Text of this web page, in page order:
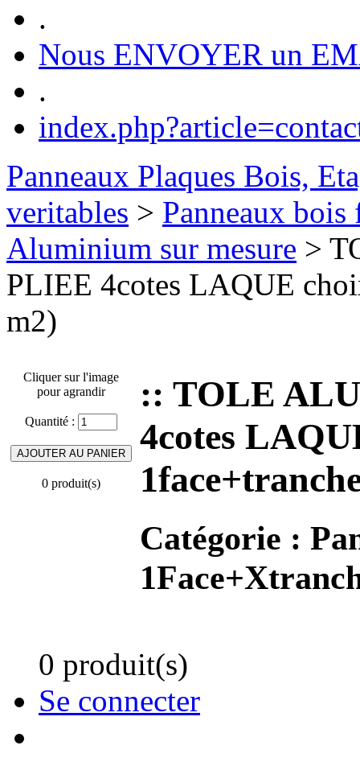
.
Nous ENVOYER un
.
Panneaux Plaques Bois,
veritables > Panneaux
Aluminium sur mesure >
PLIEE 4cotes LAQUE
m2)
Cliquer sur l'image
pour agrandir
Quantité :
0 produit(s)
:: TOLE
4cotes
Catégorie :
0 produit(s)
Se connecter